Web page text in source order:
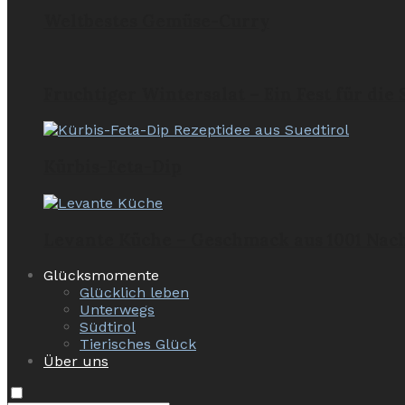
Glücksmomente
Glücklich leben
Unterwegs
Südtirol
Tierisches Glück
Über uns